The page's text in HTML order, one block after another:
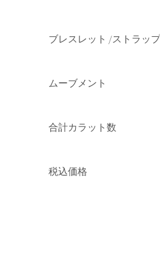
ブレスレット /ストラップ
ムーブメント
合計カラット数
税込価格